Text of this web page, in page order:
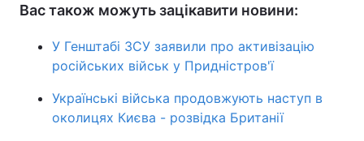
Вас також можуть зацікавити новини:
У Генштабі ЗСУ заявили про активізацію
російських військ у Придністров'ї
Українські війська продовжують наступ в
околицях Києва - розвідка Британії